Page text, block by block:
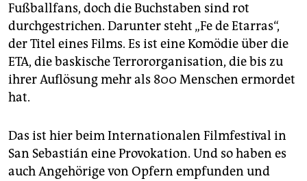
epaper login
Fußballfans, doch die Buchstaben sind rot
durchgestrichen. Darunter steht „Fe de Etarras“,
der Titel eines Films. Es ist eine Komödie über die
ETA, die baskische Terrororganisation, die bis zu
ihrer Auflösung mehr als 800 Menschen ermordet
hat.
Das ist hier beim Internationalen Filmfestival in
San Sebastián eine Provokation. Und so haben es
auch Angehörige von Opfern empfunden und